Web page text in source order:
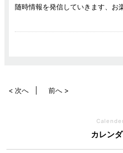
随時情報を発信していきます、お
< 次へ 前へ >
カレン